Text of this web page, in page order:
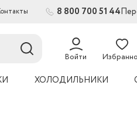
8 800 700 51 44
Войти
ХОЛОДИЛЬНИКИ